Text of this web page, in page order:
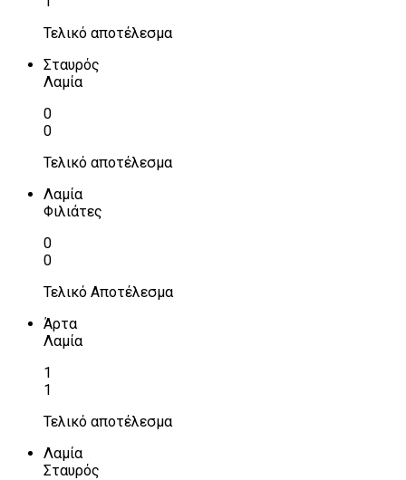
Τελικό αποτέλεσμα
Σταυρός
Λαμία
0
0
Τελικό αποτέλεσμα
Λαμία
Φιλιάτες
0
0
Τελικό Αποτέλεσμα
Άρτα
Λαμία
1
1
Τελικό αποτέλεσμα
Λαμία
Σταυρός